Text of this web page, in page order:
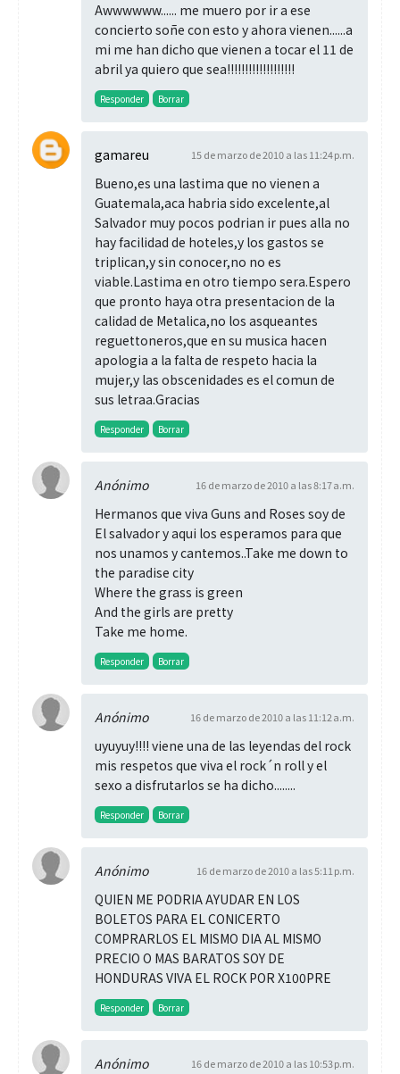
Awwwwww...... me muero por ir a ese
concierto soñe con esto y ahora vienen......a
mi me han dicho que vienen a tocar el 11 de
abril ya quiero que sea!!!!!!!!!!!!!!!!!!!
Responder Borrar
gamareu 15 de marzo de 2010 a las 11:24 p.m.
Bueno,es una lastima que no vienen a
Guatemala,aca habria sido excelente,al
Salvador muy pocos podrian ir pues alla no
hay facilidad de hoteles,y los gastos se
triplican,y sin conocer,no no es
viable.Lastima en otro tiempo sera.Espero
que pronto haya otra presentacion de la
calidad de Metalica,no los asqueantes
reguettoneros,que en su musica hacen
apologia a la falta de respeto hacia la
mujer,y las obscenidades es el comun de
sus letraa.Gracias
Responder Borrar
Anónimo 16 de marzo de 2010 a las 8:17 a.m.
Hermanos que viva Guns and Roses soy de
El salvador y aqui los esperamos para que
nos unamos y cantemos..Take me down to
the paradise city
Where the grass is green
And the girls are pretty
Take me home.
Responder Borrar
Anónimo 16 de marzo de 2010 a las 11:12 a.m.
uyuyuy!!!! viene una de las leyendas del rock
mis respetos que viva el rock´n roll y el
sexo a disfrutarlos se ha dicho........
Responder Borrar
Anónimo 16 de marzo de 2010 a las 5:11 p.m.
QUIEN ME PODRIA AYUDAR EN LOS
BOLETOS PARA EL CONICERTO
COMPRARLOS EL MISMO DIA AL MISMO
PRECIO O MAS BARATOS SOY DE
HONDURAS VIVA EL ROCK POR X100PRE
Responder Borrar
Anónimo 16 de marzo de 2010 a las 10:53 p.m.